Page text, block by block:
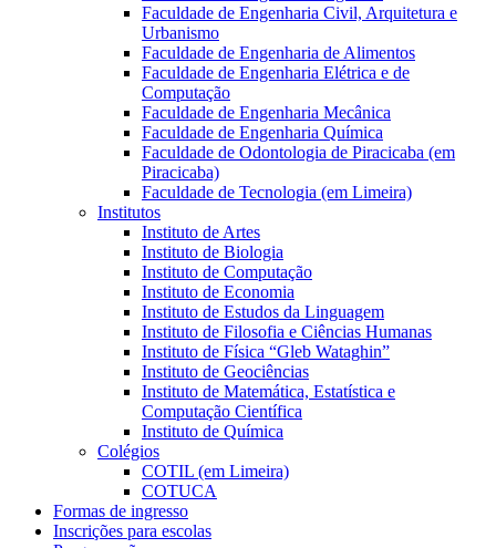
Faculdade de Engenharia Civil, Arquitetura e
Urbanismo
Faculdade de Engenharia de Alimentos
Faculdade de Engenharia Elétrica e de
Computação
Faculdade de Engenharia Mecânica
Faculdade de Engenharia Química
Faculdade de Odontologia de Piracicaba (em
Piracicaba)
Faculdade de Tecnologia (em Limeira)
Institutos
Instituto de Artes
Instituto de Biologia
Instituto de Computação
Instituto de Economia
Instituto de Estudos da Linguagem
Instituto de Filosofia e Ciências Humanas
Instituto de Física “Gleb Wataghin”
Instituto de Geociências
Instituto de Matemática, Estatística e
Computação Científica
Instituto de Química
Colégios
COTIL (em Limeira)
COTUCA
Formas de ingresso
Inscrições para escolas